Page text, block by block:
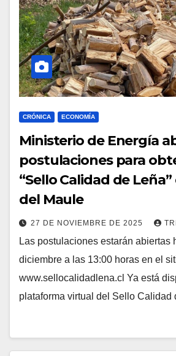
CRÓNICA ECONOMÍA
Ministerio de Energía
postulaciones para
“Sello Calidad de
del Maule
27 DE NOVIEMBRE DE 2025
Las postulaciones estarán abiertas
diciembre a las 13:00 horas en el
www.sellocalidadlena.cl Ya está
plataforma virtual del Sello